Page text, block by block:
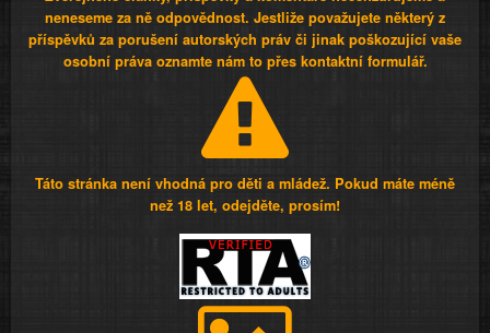
neneseme za ně odpovědnost. Jestliže považujete některý z
příspěvků za porušení autorských práv či jinak poškozující vaše
osobní práva oznamte nám to přes kontaktní formulář.
Táto stránka není vhodná pro děti a mládež. Pokud máte méně
než 18 let, odejděte, prosím!